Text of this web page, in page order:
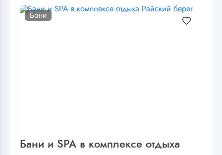
Бани
Бани и SPA в комплексе отдыха